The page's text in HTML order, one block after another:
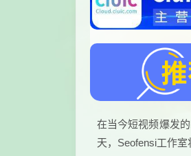
在当今短视频爆发
天，Seofensi工作